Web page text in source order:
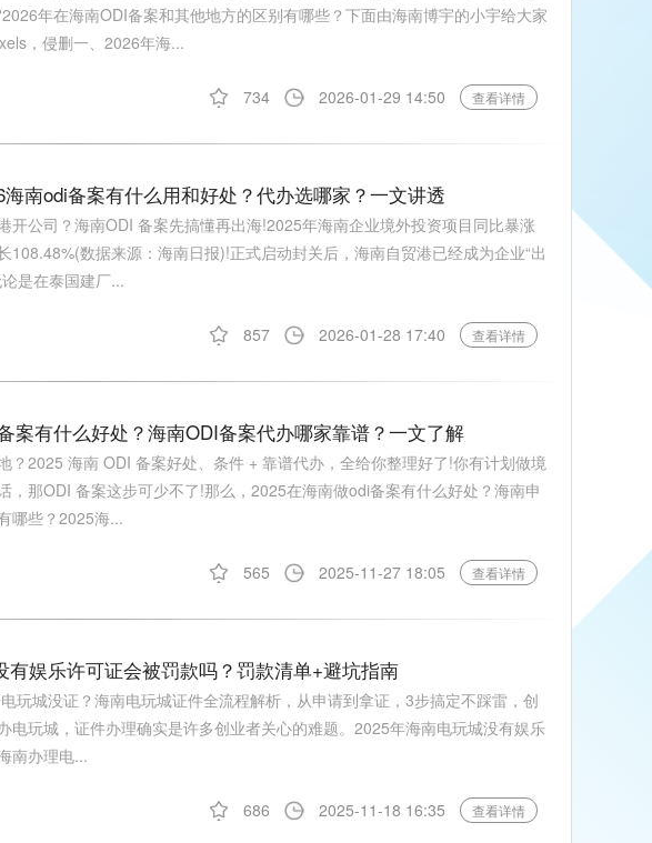
年在海南ODI备案和其他地方的区别有哪些？下面由海南博宇的小宇给大家
，侵删一、2026年海...
734 2026-01-29 14:50 查看详情
南odi备案有什么用和好处？代办选哪家？一文讲透
开公司？海南ODI 备案先搞懂再出海!2025年海南企业境外投资项目同比暴涨
108.48%(数据来源：海南日报)!正式启动封关后，海南自贸港已经成为企业“出
是在泰国建厂...
857 2026-01-28 17:40 查看详情
案有什么好处？海南ODI备案代办哪家靠谱？一文了解
？2025 海南 ODI 备案好处、条件 + 靠谱代办，全给你整理好了!你有计划做境
，那ODI 备案这步可少不了!那么，2025在海南做odi备案有什么好处？海南申
哪些？2025海...
565 2025-11-27 18:05 查看详情
有娱乐许可证会被罚款吗？罚款清单+避坑指南
玩城没证？海南电玩城证件全流程解析，从申请到拿证，3步搞定不踩雷，创
电玩城，证件办理确实是许多创业者关心的难题。2025年海南电玩城没有娱乐
南办理电...
686 2025-11-18 16:35 查看详情